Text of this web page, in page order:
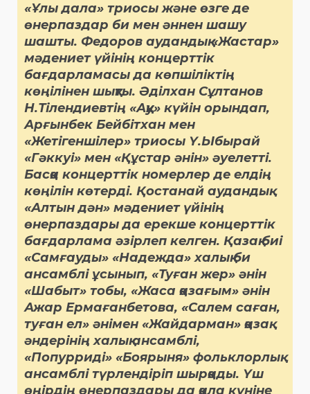
«Ұлы дала» триосы және өзге де
өнерпаздар би мен әннен шашу
шашты. Федоров аудандық «Жастар»
мәдениет үйінің концерттік
бағдарламасы да көпшіліктің
көңілінен шықты. Әділхан Сұлтанов
Н.Тілендиевтің «Аққу» күйін орындап,
Арғынбек Бейбітхан мен
«Жетігеншілер» триосы Ү.Ыбырай
«Гәккуі» мен «Құстар әнін» әуелетті.
Басқа концерттік номерлер де елдің
көңілін көтерді. Қостанай аудандық
«Алтын дән» мәдениет үйінің
өнерпаздары да ерекше концерттік
бағдарлама әзірлеп келген. Қазақ биі
«Самғауды» «Надежда» халық би
ансамблі ұсынып, «Туған жер» әнін
«Шабыт» тобы, «Жаса қазағым» әнін
Ажар Ермағанбетова, «Салем саған,
туған ел» әнімен «Жайдарман» қазақ
әндерінің халық ансамблі,
«Попурриді» «Боярыня» фольклорлық
ансамблі түрлендіріп шырқады. Үш
өңірдің өнерпаздары да қала күніне